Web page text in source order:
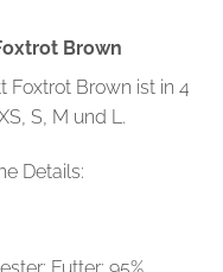
Brown
Foxtrot Brown ist in 4
S, M und L.
Details:
Futter: 95%